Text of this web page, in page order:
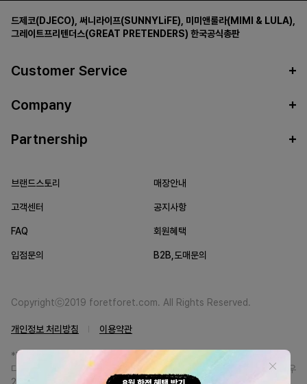
드제코(DJECO) 써니라이프(SUNNYLiFE) 미미앤룰라(MIMI & LULA)
그레이트프리텐더스(GREAT PRETENDERS) 한국공식총판
Customer Service
Company
Partnership
브랜드스토리 매장안내
고객센터 공지사항
FAQ 회원혜택
입점문의 B2B,도매문의
Copyrightⓒ2019 foretforet.com. All Rights Reserved.
개인정보 처리방침 이용약관
*FORETFORET에서는 브랜드 본사와의 직거래를 통한 정품만을 취급합니
다. 일부 병행상품의 경우 정품인증서를 발급받고 있습니다. 정품이 아닐 경우
200% 환불해드립니다.